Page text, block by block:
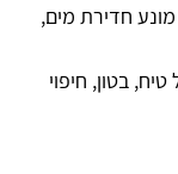
חדירת מים,
בטון, חיפוי